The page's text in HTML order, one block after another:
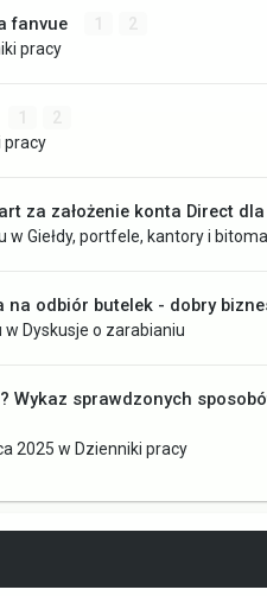
fanvue
pracy
pracy
za założenie konta Direct
wGiełdy, portfele, kantory i
odbiór butelek - dobry
w Dyskusje o zarabianiu
Wykaz sprawdzonych
2025 w Dzienniki pracy